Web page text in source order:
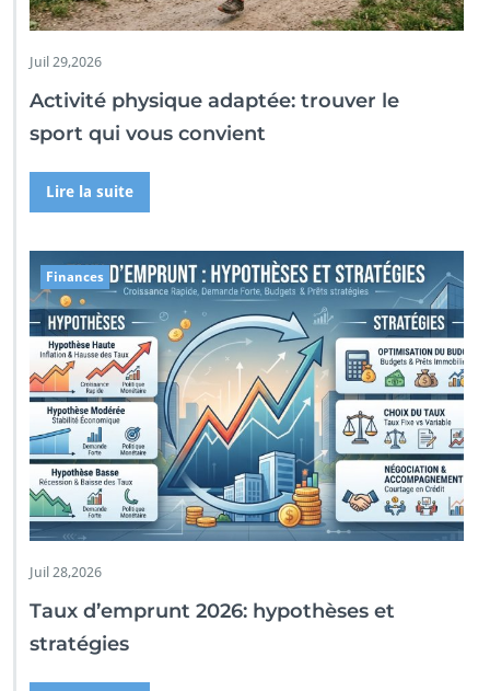
Juil 29,2026
Activité physique adaptée: trouver le
sport qui vous convient
Lire la suite
Finances
Juil 28,2026
Taux d’emprunt 2026: hypothèses et
stratégies